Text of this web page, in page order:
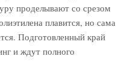
проделывают со срезом
плавится, но сама
Подготовленный край
и ждут полного